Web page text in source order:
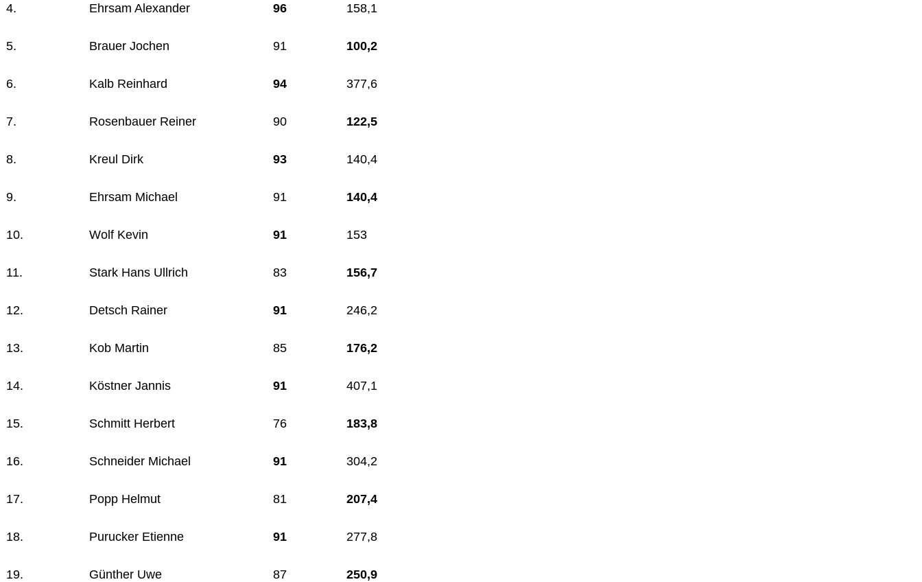
4. Ehrsam Alexander 96 158,1
5. Brauer Jochen 91 100,2
6. Kalb Reinhard 94 377,6
7. Rosenbauer Reiner 90 122,5
8. Kreul Dirk 93 140,4
9. Ehrsam Michael 91 140,4
10. Wolf Kevin 91 153
11. Stark Hans Ullrich 83 156,7
12. Detsch Rainer 91 246,2
13. Kob Martin 85 176,2
14. Köstner Jannis 91 407,1
15. Schmitt Herbert 76 183,8
16. Schneider Michael 91 304,2
17. Popp Helmut 81 207,4
18. Purucker Etienne 91 277,8
19. Günther Uwe 87 250,9